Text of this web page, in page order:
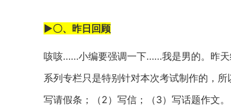
►〇、昨日回顾
咳咳……小编要强调一下……我是男的。昨天
系列专栏只是特别针对本次考试制作的，
写请假条；（2）写信；（3）写话题作文。